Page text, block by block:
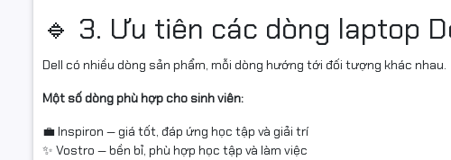
🔹 3. Ưu tiên các dòng laptop
Dell có nhiều dòng sản phẩm, mỗi dòng hướng tới đối tượng khác nhau.
Một số dòng phù hợp cho sinh viên:
💼 Inspiron — giá tốt, đáp ứng học tập và giải trí
✨ Vostro — bền bỉ, phù hợp học tập và làm việc